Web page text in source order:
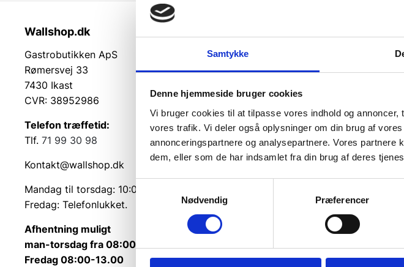
Samtykke
Denne hjemmeside bruger cookies
Vi bruger cookies til at tilpasse vores indhold og
vores trafik. Vi deler også oplysninger om din brug af
annonceringspartnere og analysepartnere. Vores
dem, eller som de har indsamlet fra din brug af deres
Samtykkevalg
Nødvendig
Præferencer
Wallshop.dk
Gastrobutikken ApS
Rømersvej 33
7430 Ikast
CVR: 38952986
Telefon træffetid:
Tlf. 71 99 30 98
Kontakt@wallshop.dk
Mandag til torsdag: 10:00 – 14:00.
Fredag: Telefonlukket.
Afhentning muligt
man-torsdag fra 08:00-16:00.
Fredag 08:00-13.00
Kundeservice
Kontakt
Returvarer
Betingelser og garanti
Cookie info